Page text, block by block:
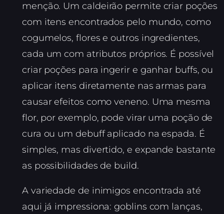
menção. Um caldeirão permite criar poções
com itens encontrados pelo mundo, como
cogumelos, flores e outros ingredientes,
cada um com atributos próprios. É possível
criar poções para ingerir e ganhar buffs, ou
aplicar itens diretamente nas armas para
causar efeitos como veneno. Uma mesma
flor, por exemplo, pode virar uma poção de
cura ou um debuff aplicado na espada. É
simples, mas divertido, e expande bastante
as possibilidades de build.
A variedade de inimigos encontrada até
aqui já impressiona: goblins com lanças,